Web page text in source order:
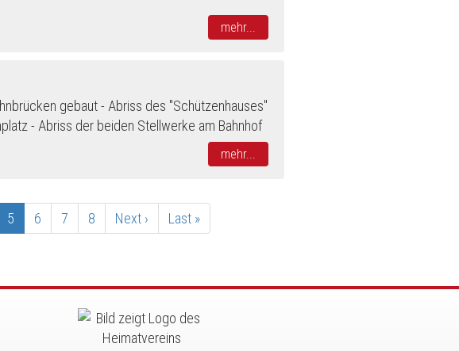
mehr...
gebaut - Abriss des "Schützenhauses"
- Abriss der beiden Stellwerke am Bahnhof
mehr...
Aktuelle
Seite
5 Page
6 Page
7 Page
8
Nächste
Seite
Next ›
Letzte
Seite
Last »